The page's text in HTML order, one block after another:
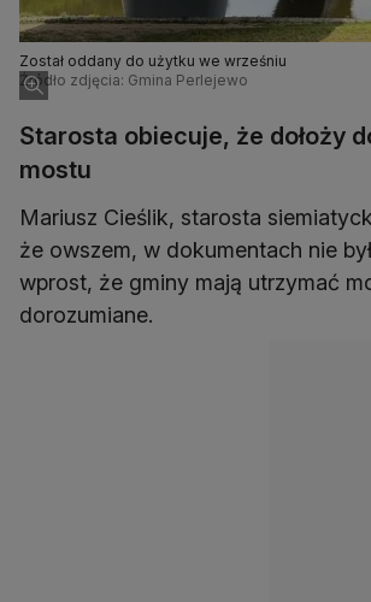
Został oddany do użytku we wrześniu
Źródło zdjęcia: Gmina Perlejewo
Starosta obiecuje, że dołoży
mostu
Mariusz Cieślik, starosta
że owszem, w dokumentach nie
wprost, że gminy mają utrzymać
dorozumiane.